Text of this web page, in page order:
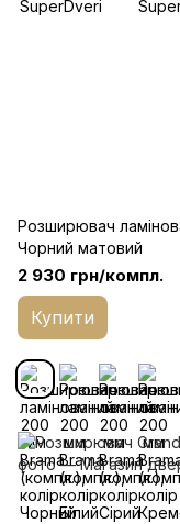
Розширювач
Чорний матовий
2 930 грн/компл.
Купити